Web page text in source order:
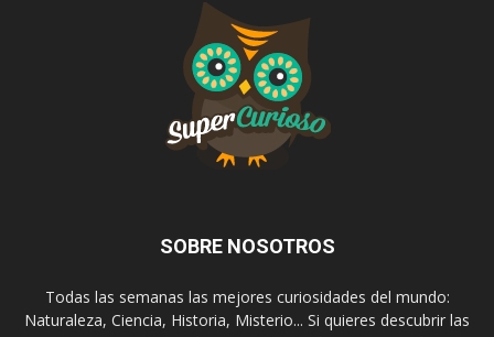
SOBRE NOSOTROS
Todas las semanas las mejores curiosidades del mundo:
Naturaleza, Ciencia, Historia, Misterio... Si quieres descubrir las